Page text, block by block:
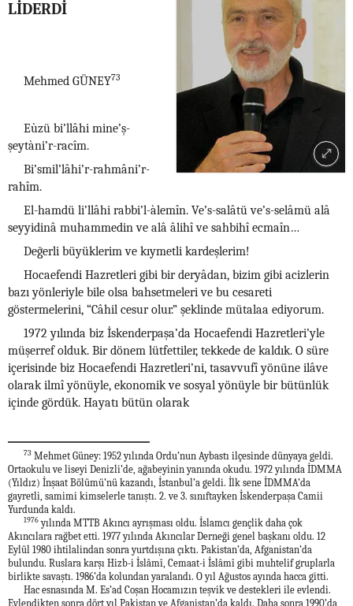
LİDERDİ
Mehmed GÜNEY73
Eùzü bi’llâhi mine’ş-
şeytàni’r-racîm.
Bi’smil’lâhi’r-rahmâni’r-
rahîm.
El-hamdü li’llâhi rabbi’l-àlemîn. Ve’s-salâtü ve’s-selâmü alâ
seyyidinâ muhammedin ve alâ âlihî ve sahbihî ecmaîn…
Değerli büyüklerim ve kıymetli kardeşlerim!
Hocaefendi Hazretleri gibi bir deryâdan, bizim gibi acizlerin
bazı yönleriyle bile olsa bahsetmeleri ve bu cesareti
göstermelerini, “Câhil cesur olur.” şeklinde mütalaa ediyorum.
1972 yılında biz İskenderpaşa’da Hocaefendi Hazretleri’yle
müşerref olduk. Bir dönem lütfettiler, tekkede de kaldık. O süre
içerisinde biz Hocaefendi Hazretleri’ni, tasavvufî yönüne ilâve
olarak ilmî yönüyle, ekonomik ve sosyal yönüyle bir bütünlük
içinde gördük. Hayatı bütün olarak
73 Mehmet Güney: 1952 yılında Ordu’nun Aybastı ilçesinde dünyaya geldi.
Ortaokulu ve liseyi Denizli’de, ağabeyinin yanında okudu. 1972 yılında İDMMA
(Yıldız) İnşaat Bölümü’nü kazandı, İstanbul’a geldi. İlk sene İDMMA’da
gayretli, samimi kimselerle tanıştı. 2. ve 3. sınıftayken İskenderpaşa Camii
Yurdunda kaldı.
1976yılında MTTB Akıncı ayrışması oldu. İslamcı gençlik daha çok
Akıncılara rağbet etti. 1977 yılında Akıncılar Derneği genel başkanı oldu. 12
Eylül 1980 ihtilalindan sonra yurtdışına çıktı. Pakistan’da, Afganistan’da
bulundu. Ruslara karşı Hizb-i İslâmî, Cemaat-i İslâmî gibi muhtelif gruplarla
birlikte savaştı. 1986’da kolundan yaralandı. O yıl Ağustos ayında hacca gitti.
Hac esnasında M. Es’ad Coşan Hocamızın teşvik ve destekleri ile evlendi.
Evlendikten sonra dört yıl Pakistan ve Afganistan’da kaldı. Daha sonra 1990’da